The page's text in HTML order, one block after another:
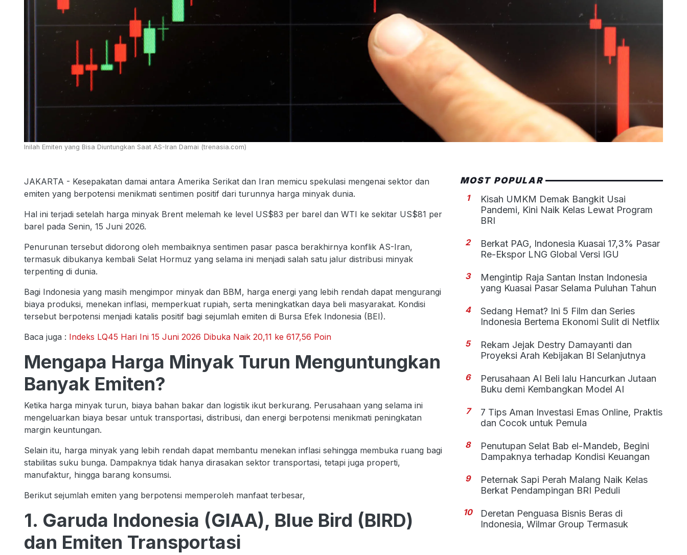
Inilah Emiten yang Bisa Diuntungkan Saat AS-Iran Damai (trenasia.com)
JAKARTA - Kesepakatan damai antara Amerika Serikat dan Iran memicu spekulasi mengenai sektor dan
emiten yang berpotensi menikmati sentimen positif dari turunnya harga minyak dunia.
Hal ini terjadi setelah harga minyak Brent melemah ke level US$83 per barel dan WTI ke sekitar US$81 per
barel pada Senin, 15 Juni 2026.
Penurunan tersebut didorong oleh membaiknya sentimen pasar pasca berakhirnya konflik AS-Iran,
termasuk dibukanya kembali Selat Hormuz yang selama ini menjadi salah satu jalur distribusi minyak
terpenting di dunia.
Bagi Indonesia yang masih mengimpor minyak dan BBM, harga energi yang lebih rendah dapat mengurangi
biaya produksi, menekan inflasi, memperkuat rupiah, serta meningkatkan daya beli masyarakat. Kondisi
tersebut berpotensi menjadi katalis positif bagi sejumlah emiten di Bursa Efek Indonesia (BEI).
Baca juga : Indeks LQ45 Hari Ini 15 Juni 2026 Dibuka Naik 20,11 ke 617,56 Poin
Mengapa Harga Minyak Turun Menguntungkan
Banyak Emiten?
Ketika harga minyak turun, biaya bahan bakar dan logistik ikut berkurang. Perusahaan yang selama ini
mengeluarkan biaya besar untuk transportasi, distribusi, dan energi berpotensi menikmati peningkatan
margin keuntungan.
Selain itu, harga minyak yang lebih rendah dapat membantu menekan inflasi sehingga membuka ruang bagi
stabilitas suku bunga. Dampaknya tidak hanya dirasakan sektor transportasi, tetapi juga properti,
manufaktur, hingga barang konsumsi.
Berikut sejumlah emiten yang berpotensi memperoleh manfaat terbesar,
1. Garuda Indonesia (GIAA), Blue Bird (BIRD)
dan Emiten Transportasi
MOST POPULAR
1
Kisah UMKM Demak Bangkit Usai
Pandemi, Kini Naik Kelas Lewat Program
BRI
2
Berkat PAG, Indonesia Kuasai 17,3% Pasar
Re-Ekspor LNG Global Versi IGU
3
Mengintip Raja Santan Instan Indonesia
yang Kuasai Pasar Selama Puluhan Tahun
4
Sedang Hemat? Ini 5 Film dan Series
Indonesia Bertema Ekonomi Sulit di Netflix
5
Rekam Jejak Destry Damayanti dan
Proyeksi Arah Kebijakan BI Selanjutnya
6
Perusahaan AI Beli lalu Hancurkan Jutaan
Buku demi Kembangkan Model AI
7
7 Tips Aman Investasi Emas Online, Praktis
dan Cocok untuk Pemula
8
Penutupan Selat Bab el-Mandeb, Begini
Dampaknya terhadap Kondisi Keuangan
9
Peternak Sapi Perah Malang Naik Kelas
Berkat Pendampingan BRI Peduli
10
Deretan Penguasa Bisnis Beras di
Indonesia, Wilmar Group Termasuk